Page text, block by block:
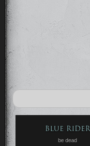
Blue Rider
be dead